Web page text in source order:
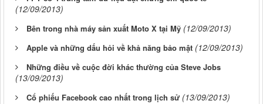
(12/09/2013)
Bên trong nhà máy sản xuất Moto X tại Mỹ (12/09/2013)
Apple và những dấu hỏi về khả năng bảo mật (12/09/2013)
Những điều về cuộc đời khác thường của Steve Jobs
(13/09/2013)
Cổ phiếu Facebook cao nhất trong lịch sử (13/09/2013)